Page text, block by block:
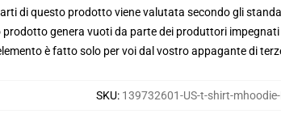
di questo prodotto viene valutata secondo gli
genera vuoti da parte dei produttori
è fatto solo per voi dal vostro appagante di
SKU: 139732601-US-t-shirt-mhoodie-